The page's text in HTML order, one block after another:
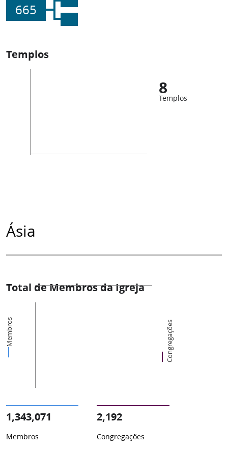
665
Templos
8
Templos
Ásia
Total de Membros da Igreja
Membros Congregações
1,343,071
Membros
2,192
Congregações